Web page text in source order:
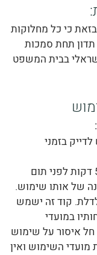
כי כל מחלוקות
תחת סמכות
בבית המשפט
בזמני
עזיבת החדר תתבצע 5 דקות לפני תום
של אותו שימוש.
קוד זה ישמש
במועדי
איסור על שימוש
השימוש ואין